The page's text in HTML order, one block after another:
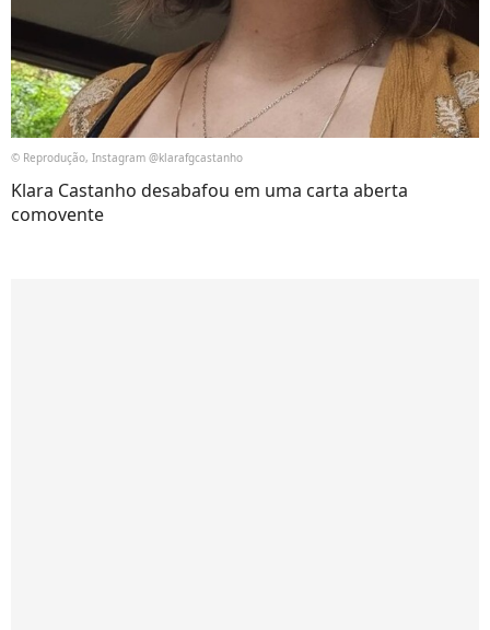
© Reprodução, Instagram @klarafgcastanho
Klara Castanho desabafou em uma carta aberta
comovente